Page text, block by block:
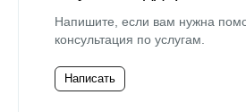
Напишите, если вам нужна
консультация по услугам.
Написать